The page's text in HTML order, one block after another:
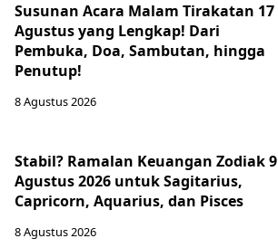
Susunan Acara Malam Tirakatan 17
Agustus yang Lengkap! Dari
Pembuka, Doa, Sambutan, hingga
Penutup!
8 Agustus 2026
Stabil? Ramalan Keuangan Zodiak 9
Agustus 2026 untuk Sagitarius,
Capricorn, Aquarius, dan Pisces
8 Agustus 2026